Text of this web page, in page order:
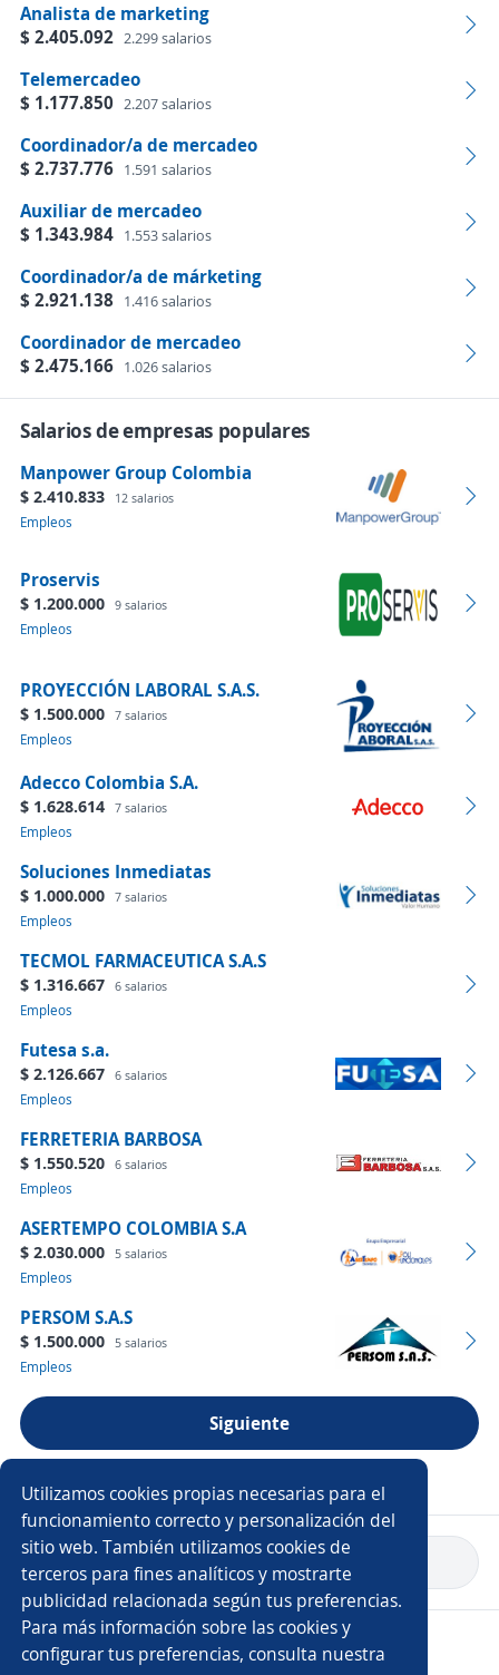
Utilizamos cookies propias necesarias para el
funcionamiento correcto y personalización del
sitio web. También utilizamos cookies de
terceros para fines analíticos y mostrarte
publicidad relacionada según tus preferencias.
Para más información sobre las cookies y
configurar tus preferencias, consulta nuestra
Analista de marketing
$ 2.405.092 2.299 salarios
Telemercadeo
$ 1.177.850 2.207 salarios
Coordinador/a de mercadeo
$ 2.737.776 1.591 salarios
Auxiliar de mercadeo
$ 1.343.984 1.553 salarios
Coordinador/a de márketing
$ 2.921.138
1.416 salarios
Coordinador de mercadeo
$ 2.475.166 1.026 salarios
Salarios de empresas populares
Manpower Group Colombia
$ 2.410.833 12 salarios
Empleos
Proservis
$ 1.200.000 9 salarios
Empleos
PROYECCIÓN LABORAL S.A.S.
$ 1.500.000 7 salarios
Empleos
Adecco Colombia S.A.
$ 1.628.614 7 salarios
Empleos
Soluciones Inmediatas
$ 1.000.000 7 salarios
Empleos
TECMOL FARMACEUTICA S.A.S
$ 1.316.667 6 salarios
Empleos
Futesa s.a.
$ 2.126.667 6 salarios
Empleos
FERRETERIA BARBOSA
$ 1.550.520 6 salarios
Empleos
ASERTEMPO COLOMBIA S.A
$ 2.030.000 5 salarios
Empleos
PERSOM S.A.S
$ 1.500.000 5 salarios
Empleos
Siguiente
Ver más empresas
Volver a inicio
Copyright 2014 - 2026 DGNET LTD.
Aviso legal / Privacidad